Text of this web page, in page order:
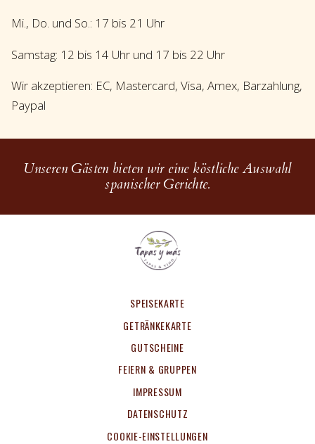
Mi., Do. und So.: 17 bis 21 Uhr
Samstag: 12 bis 14 Uhr und 17 bis 22 Uhr
Wir akzeptieren: EC, Mastercard, Visa, Amex, Barzahlung,
Paypal
Unseren Gästen bieten wir eine köstliche Auswahl
spanischer Gerichte.
SPEISEKARTE
GETRÄNKEKARTE
GUTSCHEINE
FEIERN & GRUPPEN
IMPRESSUM
DATENSCHUTZ
COOKIE-EINSTELLUNGEN